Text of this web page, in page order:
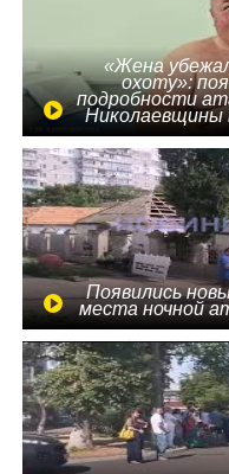
«Жена
охоту»:
подробности
Николаевщины
Появились
места ночной